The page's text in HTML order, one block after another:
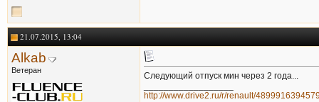
21.07.2015, 13:04
Alkab
Ветеран
Следующий отпуск мин через 2 года...
http://www.drive2.ru/r/renault/